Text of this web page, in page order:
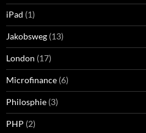
iPad (1)
Jakobsweg (13)
London (17)
Microfinance (6)
Philosphie (3)
PHP (2)